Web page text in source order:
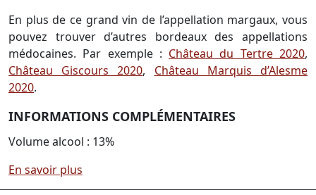
En plus de ce grand vin de l’appellation margaux, vous
pouvez trouver d’autres bordeaux des appellations
médocaines. Par exemple : Château du Tertre 2020,
Château Giscours 2020, Château Marquis d’Alesme
2020.
INFORMATIONS COMPLÉMENTAIRES
Volume alcool : 13%
En savoir plus